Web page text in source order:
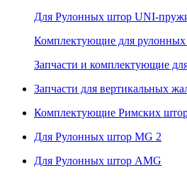
Для Рулонных штор UNI-
Комплектующие для
Запчасти и комплектующие
Запчасти для вертикальных
Комплектующие Римских
Для Рулонных штор MG 2
Для Рулонных штор AMG